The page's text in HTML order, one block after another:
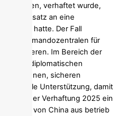
in Wien, verhaftet wurde,
Sprengsatz an eine
hatte. Der Fall
als Kommandozentralen für
fungieren. Im Bereich der
diplomatischen
sicheren
finanzielle Unterstützung, damit
vor seiner Verhaftung 2025 ein
von China aus betrieb